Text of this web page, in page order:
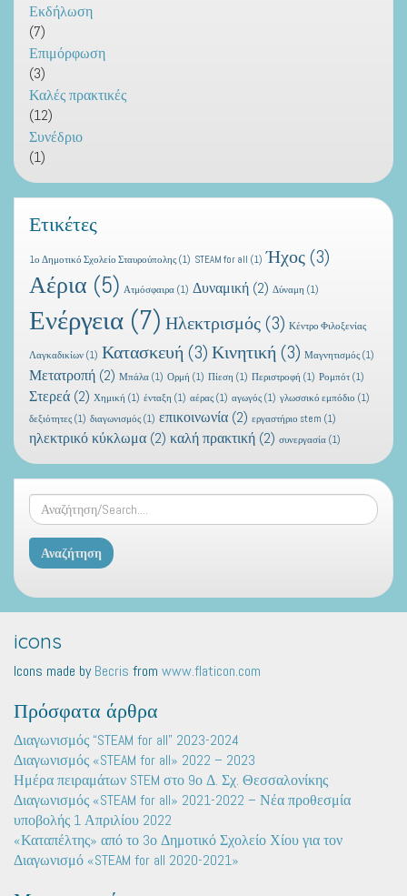
Εκδήλωση
(7)
Επιμόρφωση
(3)
Καλές πρακτικές
(12)
Συνέδριο
(1)
Ετικέτες
1ο Δημοτικό Σχολείο Σταυρούπολης (1) STEAM for all (1) Ήχος(3)
Αέρια (5) Ατμόσφαιρα (1) Δυναμική (2) Δύναμη (1)
Ενέργεια (7) Ηλεκτρισμός(3) Κέντρο Φιλοξενίας
Λαγκαδικίων (1) Κατασκευή (3)Κινητική (3) Μαγνητισμός (1)
Μετατροπή (2) Μπάλα (1) Ορμή (1) Πίεση (1) Περιστροφή (1) Ρομπότ (1)
Στερεά (2) Χημική (1) ένταξη (1) αέρας (1) αγωγός (1) γλωσσικό εμπόδιο (1)
δεξιότητες (1) διαγωνισμός (1) επικοινωνία (2) εργαστήριο stem (1)
ηλεκτρικό κύκλωμα (2) καλή πρακτική (2) συνεργασία (1)
icons
Icons made byBecris from www.flaticon.com
Πρόσφατα άρθρα
Διαγωνισμός “STEAM for all” 2023-2024
Διαγωνισμός «STEAM for all» 2022 – 2023
Ημέρα πειραμάτων STEM στο 9ο Δ. Σχ. Θεσσαλονίκης
Διαγωνισμός «STEAM for all» 2021-2022 – Νέα προθεσμία
υποβολής 1 Απριλίου 2022
«Καταπέλτης» από το 3ο Δημοτικό Σχολείο Χίου για τον
Διαγωνισμό «STEAM for all 2020-2021»